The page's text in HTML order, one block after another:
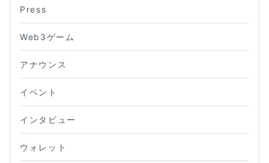
Press
Web3ゲーム
アナウンス
イベント
インタビュー
ウォレット